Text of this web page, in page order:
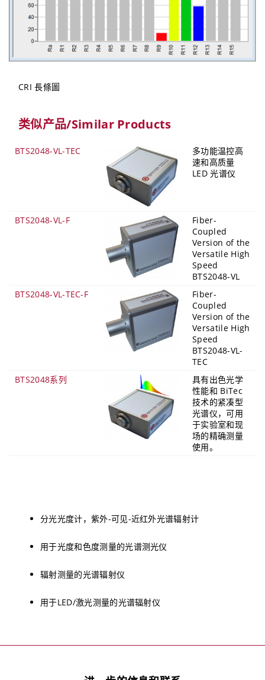
CRI 長條圖
类似产品/Similar Products
BTS2048-VL-TEC
多功能温控高
速和高质量
LED 光谱仪
BTS2048-VL-F
Fiber-
Coupled
Version of the
Versatile High
Speed
BTS2048-VL
BTS2048-VL-TEC-F
Fiber-
Coupled
Version of the
Versatile High
Speed
BTS2048-VL-
TEC
BTS2048系列
具有出色光学
性能和 BiTec
技术的紧凑型
光谱仪，可用
于实验室和现
场的精确测量
使​​用。
分光光度计，紫外-可见-近红外光谱辐射计
用于光度和色度测量的光谱测光仪
辐射测量的光谱辐射仪
用于LED/激光测量的光谱辐射仪